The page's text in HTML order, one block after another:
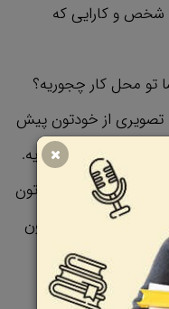
شخص و کارایی که
تو محل کار چجوریه؟
تصویری از خودتون پیش
تصویر یه امر ضروریه.
یه شخص مورد اعتمادتون
نگاه میکنن و حسشون
که این وسط باید
شخصیتی شما پیش